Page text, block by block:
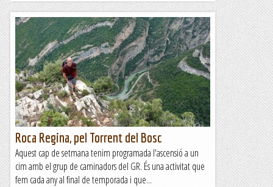
Roca Regina, pel Torrent del Bosc
Aquest cap de setmana tenim programada l'ascensió a un
cim amb el grup de caminadors del GR. És una activitat que
fem cada any al final de temporada i que...